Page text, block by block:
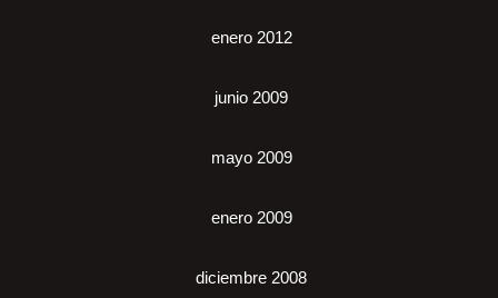
enero 2012
junio 2009
mayo 2009
enero 2009
diciembre 2008